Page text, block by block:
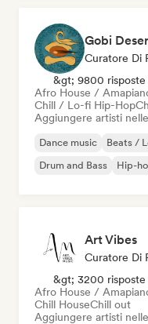
Gobi
Curatore Di
&gt; 9800 risposte
Afro House /
Chill / Lo-fi Hip-Hop
Aggiungere artisti
Dance music Beats /
Drum and Bass
Hip-
Art Vibes
Curatore Di
&gt; 3200 risposte
Afro House /
Chill HouseChill out
Aggiungere artisti